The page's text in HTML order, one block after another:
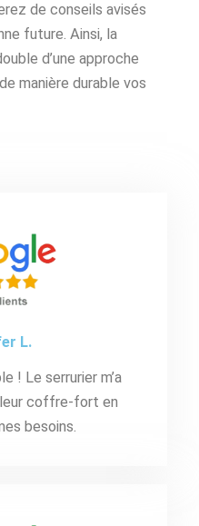
de conseils avisés
future. Ainsi, la
d’une approche
manière durable vos
L.
! Le serrurier m’a
coffre-fort en
besoins.